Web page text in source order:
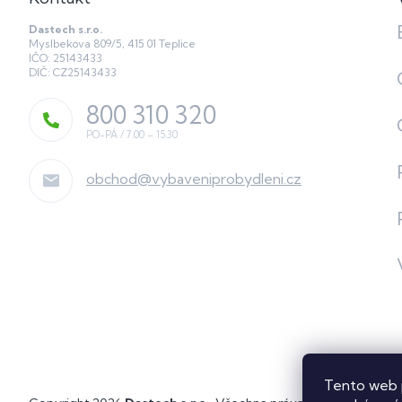
Tento web
Dastech s.r.o.
Myslbekova 809/5, 415 01 Teplice
IČO: 25143433
DIČ: CZ25143433
obchod@vybaveniprobydleni.cz
800 310 320